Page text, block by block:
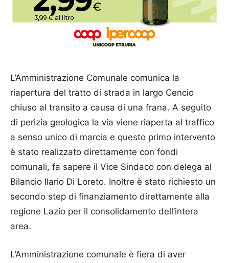
L’Amministrazione Comunale comunica la
riapertura del tratto di strada in largo Cencio
chiuso al transito a causa di una frana. A seguito
di perizia geologica la via viene riaperta al traffico
a senso unico di marcia e questo primo intervento
è stato realizzato direttamente con fondi
comunali, fa sapere il Vice Sindaco con delega al
Bilancio Ilario Di Loreto. Inoltre è stato richiesto un
secondo step di finanziamento direttamente alla
regione Lazio per il consolidamento dell’intera
area.
L’Amministrazione comunale è fiera di aver